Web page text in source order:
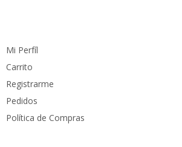
Mi Perfíl
Carrito
Registrarme
Pedidos
Política de Compras